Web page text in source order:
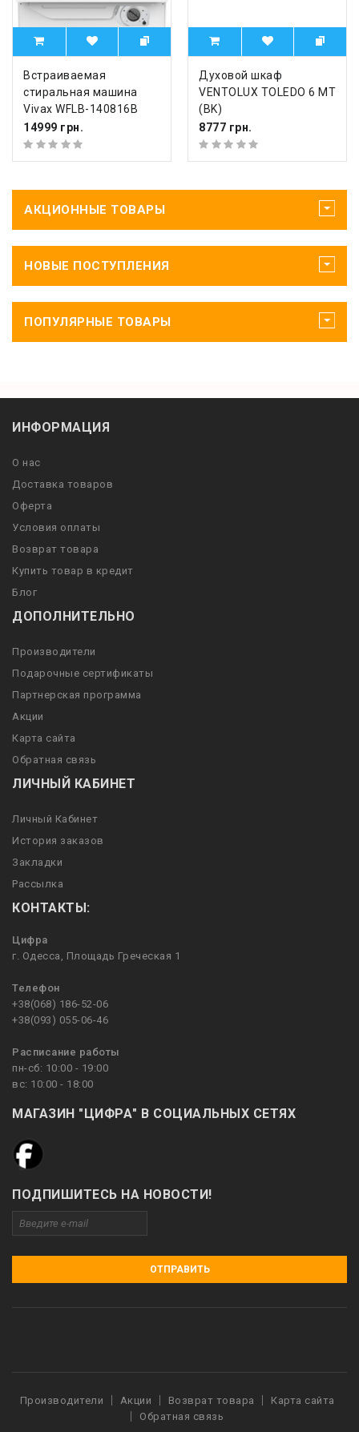
Встраиваемая
стиральная машина
Vivax WFLB-140816B
14999 грн.
Духовой шкаф
VENTOLUX TOLEDO 6 MT
(BK)
8777 грн.
АКЦИОННЫЕ ТОВАРЫ
НОВЫЕ ПОСТУПЛЕНИЯ
ПОПУЛЯРНЫЕ ТОВАРЫ
ИНФОРМАЦИЯ
О нас
Доставка товаров
Оферта
Условия оплаты
Возврат товара
Купить товар в кредит
Блог
ДОПОЛНИТЕЛЬНО
Производители
Подарочные сертификаты
Партнерская программа
Акции
Карта сайта
Обратная связь
ЛИЧНЫЙ КАБИНЕТ
Личный Кабинет
История заказов
Закладки
Рассылка
КОНТАКТЫ:
Цифра
г. Одесса, Площадь Греческая 1
Телефон
+38(068) 186-52-06
+38(093) 055-06-46
Расписание работы
пн-сб: 10:00 - 19:00
вс: 10:00 - 18:00
МАГАЗИН "ЦИФРА" В СОЦИАЛЬНЫХ СЕТЯХ
ПОДПИШИТЕСЬ НА НОВОСТИ!
ОТПРАВИТЬ
Производители Акции Возврат товара
Карта сайта
Обратная связь